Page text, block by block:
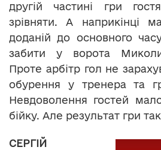
другій частині гри
зрівняти. А наприкінці
доданій до основного
забити у ворота
Проте арбітр гол не
обурення у тренера та
Невдоволення гостей
бійку. Але результат гри
СЕРГІЙ